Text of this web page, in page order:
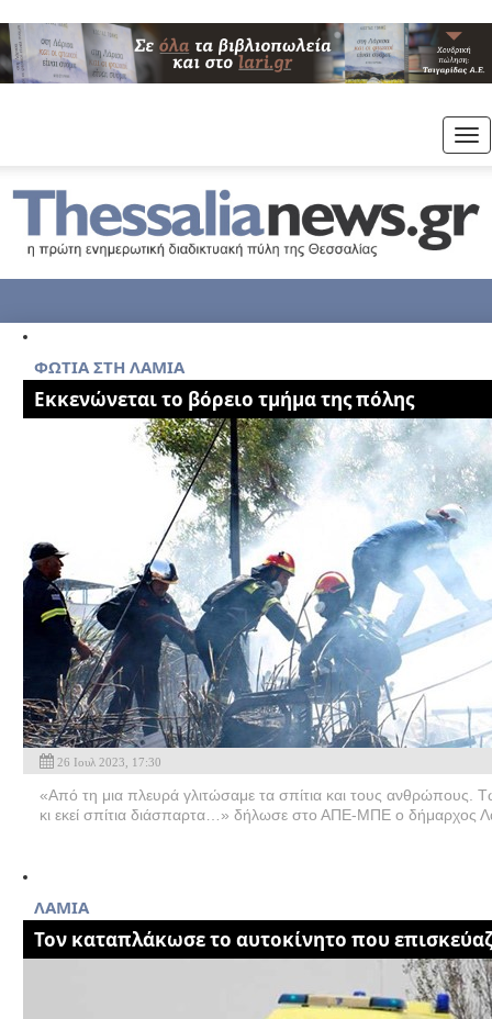
ΦΩΤΙΑ ΣΤΗ ΛΑΜΙΑ
Εκκενώνεται το βόρειο τμήμα της πόλης
26 Ιουλ 2023, 17:30
«Από τη μια πλευρά γλιτώσαμε τα σπίτια και τους ανθρώπους.
κι εκεί σπίτια διάσπαρτα…» δήλωσε στο ΑΠΕ-ΜΠΕ ο δήμαρχος
ΛΑΜΙΑ
Τον καταπλάκωσε το αυτοκίνητο που